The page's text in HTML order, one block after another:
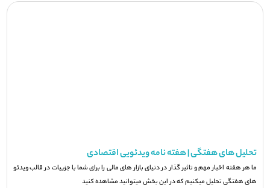
تحلیل های هفتگی | هفته نامه ویدئویی اقتصادی
ما هر هفته اخبار مهم و تاثیر گذار در دنیای بازار های مالی را برای شما با جزيیات در قالب ویدئو
های هفتگی تحلیل میکنیم که در این بخش میتوانید مشاهده کنید